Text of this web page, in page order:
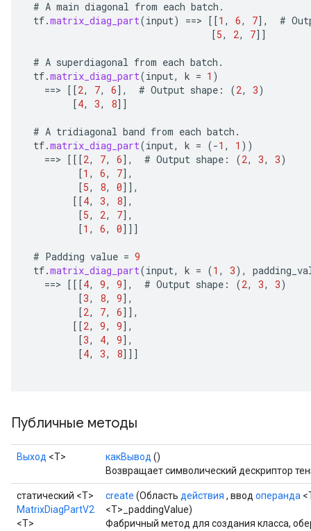
# A main diagonal from each batch .
tf.matrix_diag_part(input) ==> [[1 , 6, 7] , #
[5, 2, 7]]
# A superdiagonal from each batch .
tf.matrix_diag_part(input, k = 1 )
==> [[2, 7, 6] , # Output shape : (2, 3)
[4, 3, 8]]
# A tridiagonal band from each batch .
tf.matrix_diag_part(input, k = (-1 , 1 ))
==> [[[2, 7, 6] , # Output shape : (2, 3, 3)
[1 , 6, 7] ,
[5, 8, 0]] ,
[[4, 3, 8] ,
[5, 2, 7] ,
[1 , 6, 0]]]
# Padding value = 9
tf.matrix_diag_part(input, k = (1 , 3),
==> [[[4, 9, 9] , # Output shape : (2, 3, 3)
[3, 8, 9] ,
[2, 7, 6]] ,
[[2, 9, 9] ,
[3, 4, 9] ,
[4, 3, 8]]]
Публичные методы
Выход <Т> какВывод ()
Возвращает символический дескриптор
статический <T>
MatrixDiagPartV2
<T>
create (Область действия , ввод операнда
<T>_paddingValue)
Фабричный метод для создания класса,